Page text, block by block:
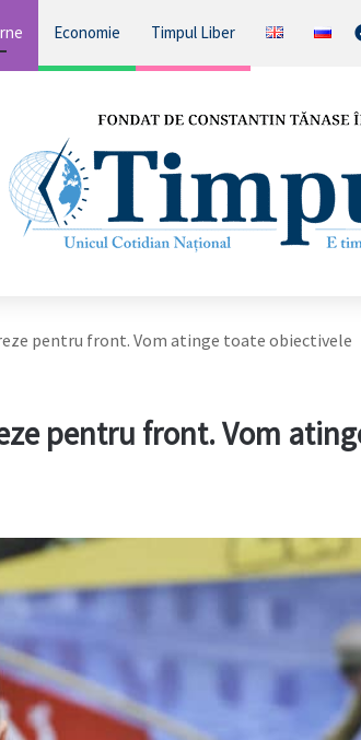
Economie Timpul Liber
pentru front. Vom atinge toate obiectivele
pentru front. Vom